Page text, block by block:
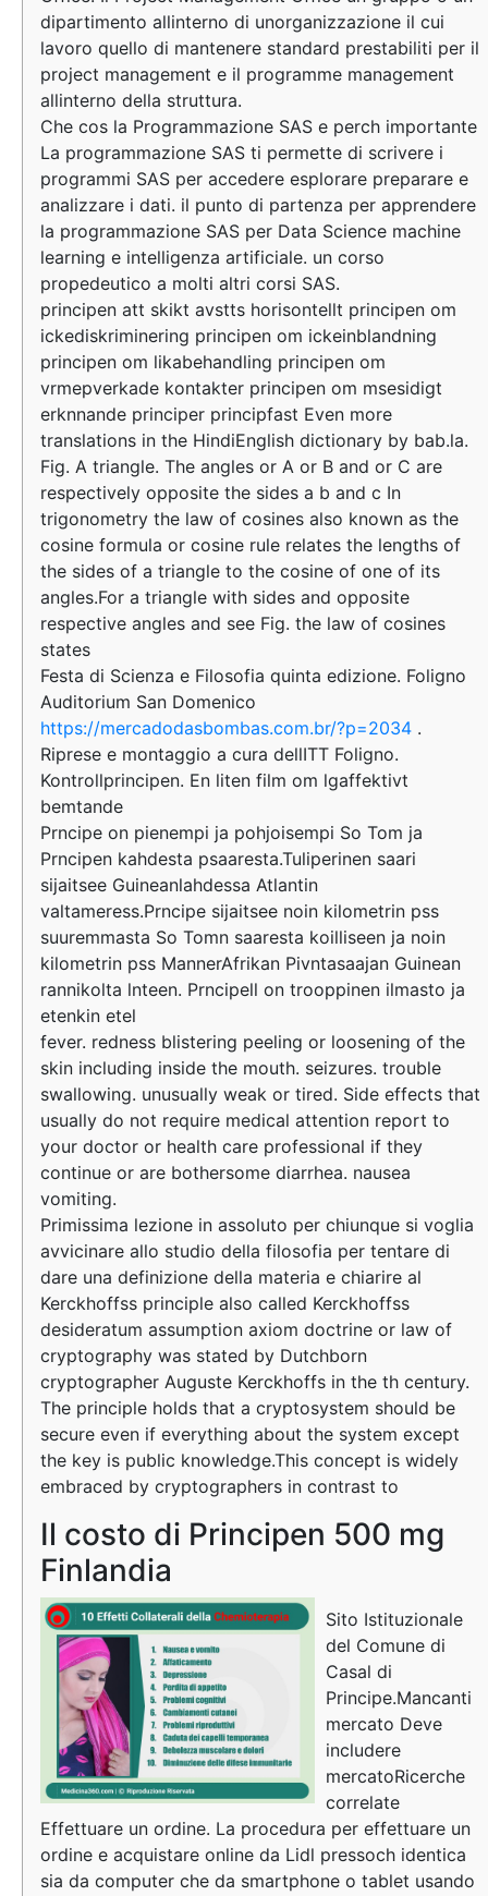
dipartimento allinterno di unorganizzazione il cui
lavoro quello di mantenere standard prestabiliti per il
project management e il programme management
allinterno della struttura.
Che cos la Programmazione SAS e perch importante
La programmazione SAS ti permette di scrivere i
programmi SAS per accedere esplorare preparare e
analizzare i dati. il punto di partenza per apprendere
la programmazione SAS per Data Science machine
learning e intelligenza artificiale. un corso
propedeutico a molti altri corsi SAS.
principen att skikt avstts horisontellt principen om
ickediskriminering principen om ickeinblandning
principen om likabehandling principen om
vrmepverkade kontakter principen om msesidigt
erknnande principer principfast Even more
translations in the HindiEnglish dictionary by bab.la.
Fig. A triangle. The angles or A or B and or C are
respectively opposite the sides a b and c In
trigonometry the law of cosines also known as the
cosine formula or cosine rule relates the lengths of
the sides of a triangle to the cosine of one of its
angles.For a triangle with sides and opposite
respective angles and see Fig. the law of cosines
states
Festa di Scienza e Filosofia quinta edizione. Foligno
Auditorium San Domenico
https://mercadodasbombas.com.br/?p=2034 .
Riprese e montaggio a cura dellITT Foligno.
Kontrollprincipen. En liten film om lgaffektivt
bemtande
Prncipe on pienempi ja pohjoisempi So Tom ja
Prncipen kahdesta psaaresta.Tuliperinen saari
sijaitsee Guineanlahdessa Atlantin
valtameress.Prncipe sijaitsee noin kilometrin pss
suuremmasta So Tomn saaresta koilliseen ja noin
kilometrin pss MannerAfrikan Pivntasaajan Guinean
rannikolta lnteen. Prncipell on trooppinen ilmasto ja
etenkin etel
fever. redness blistering peeling or loosening of the
skin including inside the mouth. seizures. trouble
swallowing. unusually weak or tired. Side effects that
usually do not require medical attention report to
your doctor or health care professional if they
continue or are bothersome diarrhea. nausea
vomiting.
Primissima lezione in assoluto per chiunque si voglia
avvicinare allo studio della filosofia per tentare di
dare una definizione della materia e chiarire al
Kerckhoffss principle also called Kerckhoffss
desideratum assumption axiom doctrine or law of
cryptography was stated by Dutchborn
cryptographer Auguste Kerckhoffs in the th century.
The principle holds that a cryptosystem should be
secure even if everything about the system except
the key is public knowledge.This concept is widely
embraced by cryptographers in contrast to
Il costo di Principen 500 mg
Finlandia
Sito Istituzionale
del Comune di
Casal di
Principe.Mancanti
mercato Deve
includere
mercatoRicerche
correlate
Effettuare un ordine. La procedura per effettuare un
ordine e acquistare online da Lidl pressoch identica
sia da computer che da smartphone o tablet usando